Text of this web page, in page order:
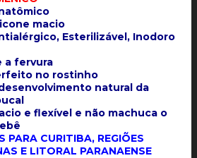
macio
Esterilizável, Inodoro
a fervura
no rostinho
natural da
e flexível e não machuca o
PARA CURITIBA, REGIÕES
E LITORAL PARANAENSE